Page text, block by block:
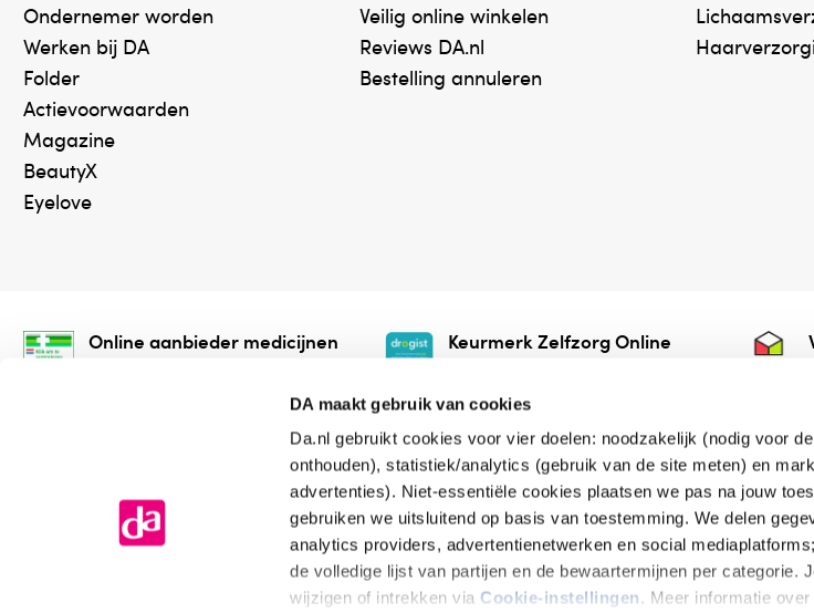
DA maakt gebruik van cookies
Da.nl gebruikt cookies voor vier doelen: noodzakelijk (nodig voor
onthouden), statistiek/analytics (gebruik van de site meten) en
advertenties). Niet-essentiële cookies plaatsen we pas na jouw
gebruiken we uitsluitend op basis van toestemming. We delen
analytics providers, advertentienetwerken en social
de volledige lijst van partijen en de bewaartermijnen per categorie.
wijzigen of intrekken via Cookie-instellingen. Meer informatie
Ondernemer worden
Werken bij DA
Folder
Actievoorwaarden
Magazine
BeautyX
Eyelove
Veilig online winkelen
Reviews DA.nl
Bestelling annuleren
Online aanbieder medicijnen
onze webshop mag verkopen.
Keurmerk Zelfzorg Online
online.
de vriendelijke
Algemene voorwaarden Cookieverklaring Disclaimer